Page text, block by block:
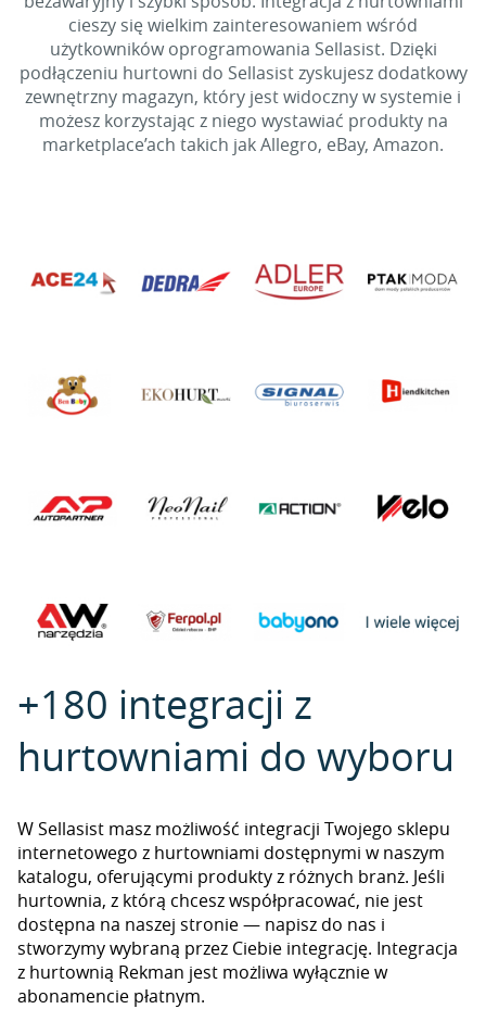
cieszy się wielkim zainteresowaniem wśród
użytkowników oprogramowania Sellasist. Dzięki
podłączeniu hurtowni do Sellasist zyskujesz dodatkowy
zewnętrzny magazyn, który jest widoczny w systemie i
możesz korzystając z niego wystawiać produkty na
marketplace’ach takich jak Allegro, eBay, Amazon.
+180 integracji z
hurtowniami do wyboru
W Sellasist masz możliwość integracji Twojego sklepu
internetowego z hurtowniami dostępnymi w naszym
katalogu, oferującymi produkty z różnych branż. Jeśli
hurtownia, z którą chcesz współpracować, nie jest
dostępna na naszej stronie — napisz do nas i
stworzymy wybraną przez Ciebie integrację. Integracja
z hurtownią Rekman jest możliwa wyłącznie w
abonamencie płatnym.